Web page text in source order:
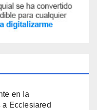
en la
Ecclesiared